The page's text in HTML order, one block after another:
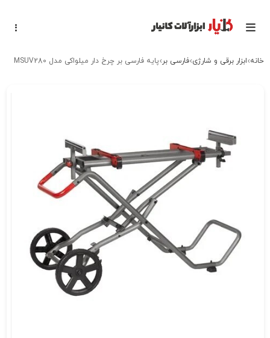
خانه ابزار برقی و شارژی فارسی بر پایه فارسی بر چرخ دار میلواکی مدل MSUV280